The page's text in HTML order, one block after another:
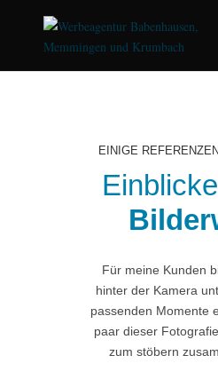
EINIGE
Für meine Kunden
hinter der Kamera
passenden Momente
paar dieser
zum stöbern